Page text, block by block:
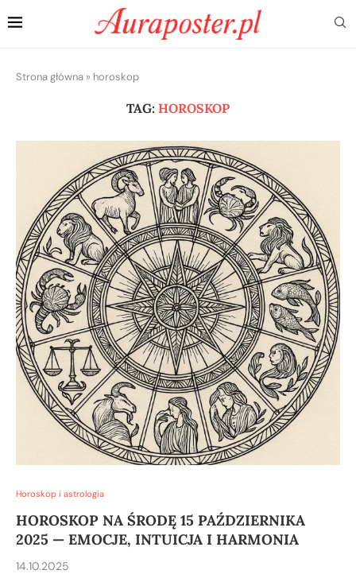
Strona główna » horoskop
TAG: HOROSKOP
Horoskop i astrologia
HOROSKOP NA ŚRODĘ 15 PAŹDZIERNIKA
2025 — EMOCJE, INTUICJA I HARMONIA
14.10.2025